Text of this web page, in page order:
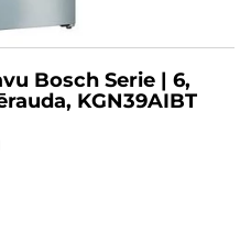
Bosch Serie | 6,
KGN39AIBT